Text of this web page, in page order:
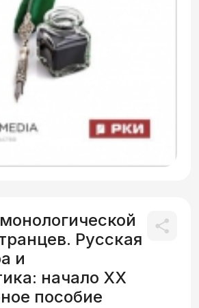
Русская
и
начало XX
пособие